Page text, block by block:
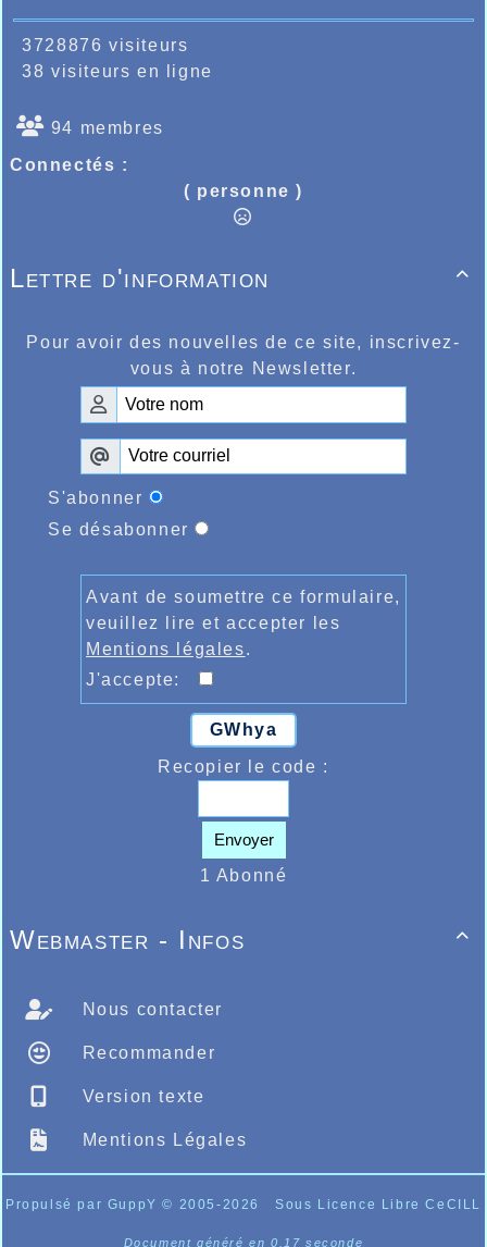
3728876 visiteurs
38 visiteurs en ligne
94 membres
Connectés :
( personne )

Lettre d'information
Pour avoir des nouvelles de ce site, inscrivez-
vous à notre Newsletter.
S'abonner
Se désabonner
Avant de soumettre ce formulaire,
veuillez lire et accepter les
Mentions légales.
J'accepte:
GWhya
Recopier le code :
Envoyer
1 Abonné

Webmaster - Infos
Nous contacter
Recommander
Version texte
Mentions Légales
Propulsé par GuppY© 2005-2026 Sous Licence Libre CeCILL
Document généré en 0.17 seconde